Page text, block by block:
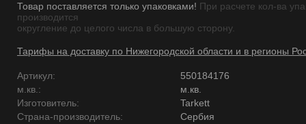
Товар поставляется только упаковками! При расчете кол-ва
производится
округление до целого числа в большую сторону.
Тарифы на доставку по Нижегородской области и в регионы
Артикул:
550184176
м.кв.:
м.кв.
Изготовитель:
Tarkett
Страна-производитель:
Сербия